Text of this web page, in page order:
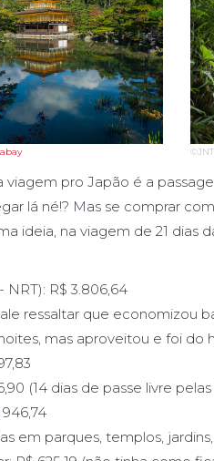
viagem pro Japão é a
lá né!? Mas se comprar
ideia, na viagem de 21 dias
NRT): R$ 3.806,64
ressaltar que economizou
mas aproveitou e foi do
(14 dias de passe livre
em parques, templos, jardins,